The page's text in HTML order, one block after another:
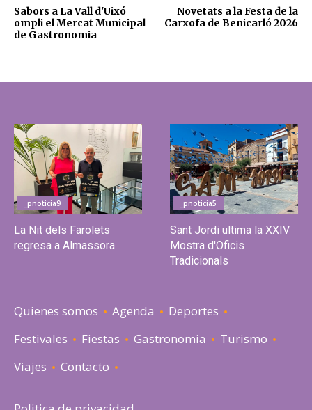
Sabors a La Vall d'Uixó
ompli el Mercat Municipal
de Gastronomia
Novetats a la Festa de la
Carxofa de Benicarló 2026
_pnoticia9
La Nit dels Farolets
regresa a Almassora
_pnoticia5
Sant Jordi ultima la XXIV
Mostra d'Oficis
Tradicionals
Quienes somos Agenda
Deportes
Festivales
Fiestas Gastronomia
Turismo
Viajes
Contacto